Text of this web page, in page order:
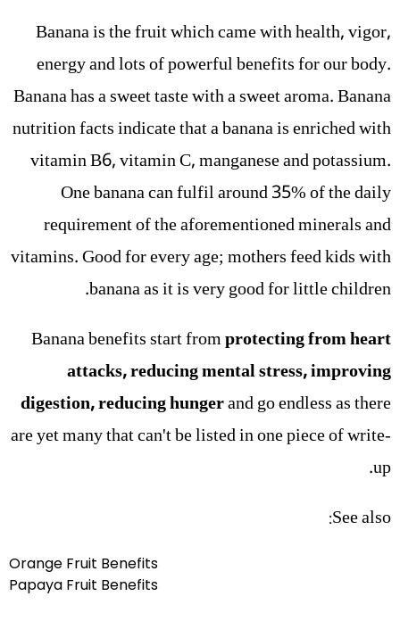
Banana is the fruit which came with health, vigor,
energy and lots of powerful benefits for our body.
Banana has a sweet taste with a sweet aroma. Banana
nutrition facts indicate that a banana is enriched with
vitamin B6, vitamin C, manganese and potassium.
One banana can fulfil around 35% of the daily
requirement of the aforementioned minerals and
vitamins. Good for every age; mothers feed kids with
banana as it is very good for little children.
Banana benefits start fromprotecting from heart
attacks, reducing mental stress, improving
digestion, reducing hungerand go endless as there
are yet many that can't be listed in one piece of write-
up.
See also:
Orange Fruit Benefits
Papaya Fruit Benefits